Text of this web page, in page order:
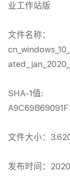
业工作站版
文件名称：
SHA-1值:
文件大小：
发布时间：